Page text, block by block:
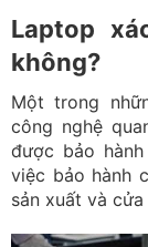
Laptop
không?
Một trong
công nghệ
được bảo
việc bảo hành
sản xuất và